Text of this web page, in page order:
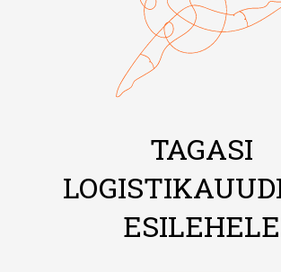
TAGASI
ESILEHELE